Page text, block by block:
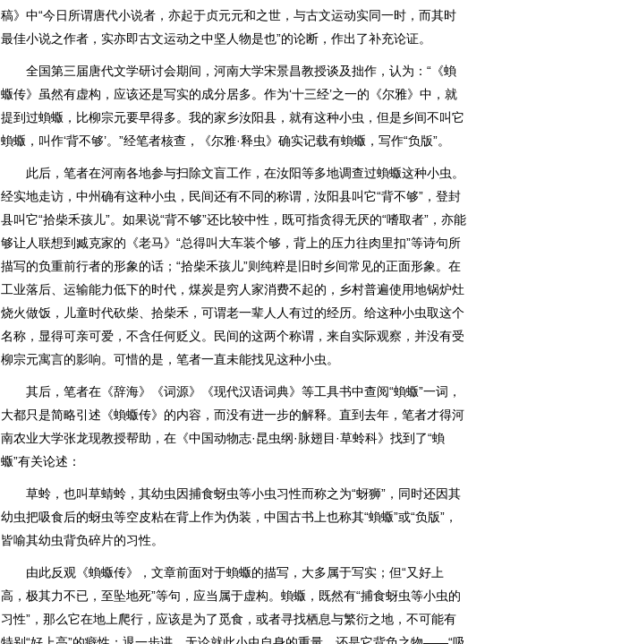
稿》中“今日所谓唐代小说者，亦起于贞元元和之世，与古文运动实同一时，而其时
最佳小说之作者，实亦即古文运动之中坚人物是也”的论断，作出了补充论证。
全国第三届唐代文学研讨会期间，河南大学宋景昌教授谈及拙作，认为：“《蝜
蝂传》虽然有虚构，应该还是写实的成分居多。作为‘十三经’之一的《尔雅》中，就
提到过蝜蝂，比柳宗元要早得多。我的家乡汝阳县，就有这种小虫，但是乡间不叫它
蝜蝂，叫作‘背不够’。”经笔者核查，《尔雅·释虫》确实记载有蝜蝂，写作“负版”。
此后，笔者在河南各地参与扫除文盲工作，在汝阳等多地调查过蝜蝂这种小虫。
经实地走访，中州确有这种小虫，民间还有不同的称谓，汝阳县叫它“背不够”，登封
县叫它“拾柴禾孩儿”。如果说“背不够”还比较中性，既可指贪得无厌的“嗜取者”，亦能
够让人联想到臧克家的《老马》“总得叫大车装个够，背上的压力往肉里扣”等诗句所
描写的负重前行者的形象的话；“拾柴禾孩儿”则纯粹是旧时乡间常见的正面形象。在
工业落后、运输能力低下的时代，煤炭是穷人家消费不起的，乡村普遍使用地锅炉灶
烧火做饭，儿童时代砍柴、拾柴禾，可谓老一辈人人有过的经历。给这种小虫取这个
名称，显得可亲可爱，不含任何贬义。民间的这两个称谓，来自实际观察，并没有受
柳宗元寓言的影响。可惜的是，笔者一直未能找见这种小虫。
其后，笔者在《辞海》《词源》《现代汉语词典》等工具书中查阅“蝜蝂”一词，
大都只是简略引述《蝜蝂传》的内容，而没有进一步的解释。直到去年，笔者才得河
南农业大学张龙现教授帮助，在《中国动物志·昆虫纲·脉翅目·草蛉科》找到了“蝜
蝂”有关论述：
草蛉，也叫草蜻蛉，其幼虫因捕食蚜虫等小虫习性而称之为“蚜狮”，同时还因其
幼虫把吸食后的蚜虫等空皮粘在背上作为伪装，中国古书上也称其“蝜蝂”或“负版”，
皆喻其幼虫背负碎片的习性。
由此反观《蝜蝂传》，文章前面对于蝜蝂的描写，大多属于写实；但“又好上
高，极其力不已，至坠地死”等句，应当属于虚构。蝜蝂，既然有“捕食蚜虫等小虫的
习性”，那么它在地上爬行，应该是为了觅食，或者寻找栖息与繁衍之地，不可能有